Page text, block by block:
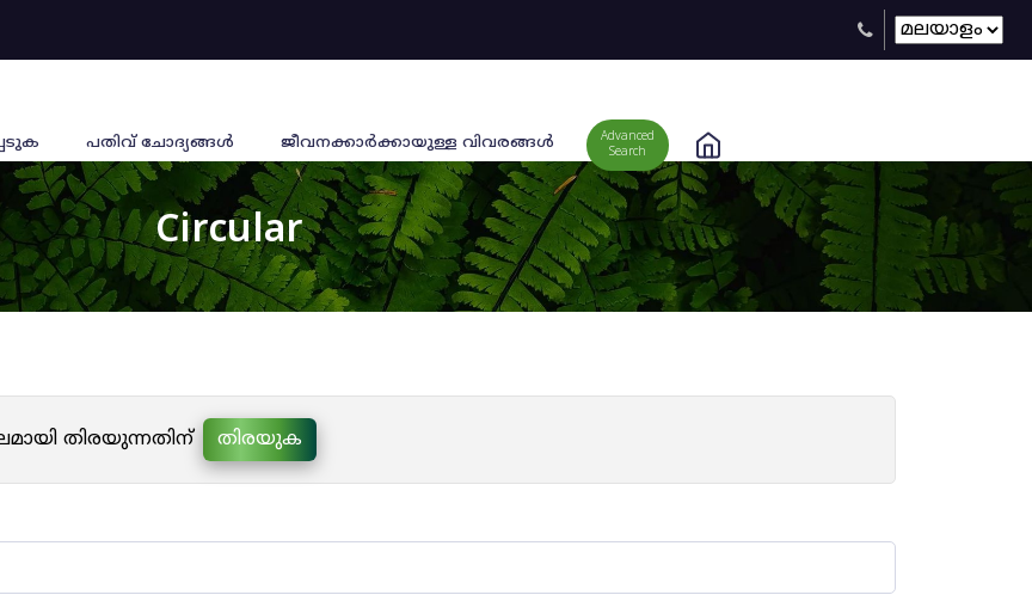
പതിവ് ചോദ്യങ്ങൾ ജീവനക്കാര്‍ക്കായുള്ള വിവരങ്ങള്‍
Advanced
Search
Circular
തിരയുന്നതിന് തിരയുക